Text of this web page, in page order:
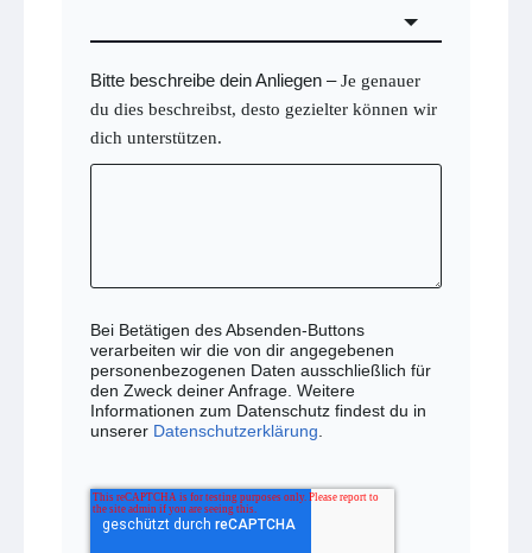
Bitte beschreibe dein Anliegen – Je genauer
du dies beschreibst, desto gezielter können wir
dich unterstützen.
Bei Betätigen des Absenden-Buttons
verarbeiten wir die von dir angegebenen
personenbezogenen Daten ausschließlich für
den Zweck deiner Anfrage. Weitere
Informationen zum Datenschutz findest du in
unserer Datenschutzerklärung